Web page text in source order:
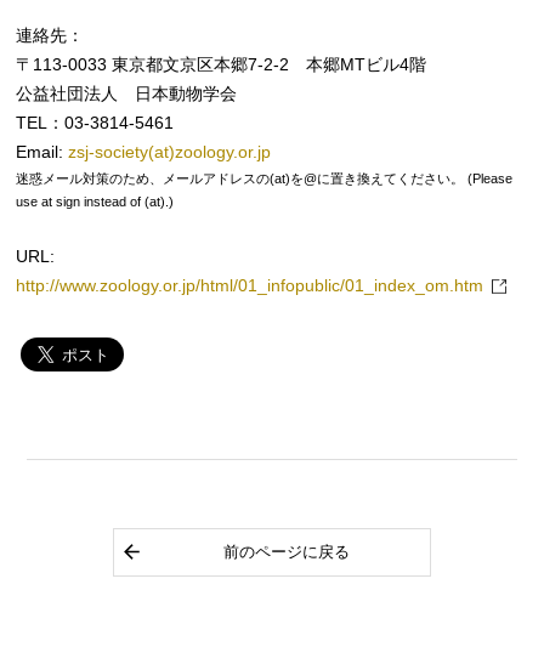
連絡先：
〒113-0033 東京都文京区本郷7-2-2 本郷MTビル4階
公益社団法人 日本動物学会
TEL：03-3814-5461
Email:zsj-society(at)zoology.or.jp
迷惑メール対策のため、メールアドレスの(at)を@に置き換えてください。 (Please
use at sign instead of (at).)
URL:
http://www.zoology.or.jp/html/01_infopublic/01_index_om.htm
前のページに戻る